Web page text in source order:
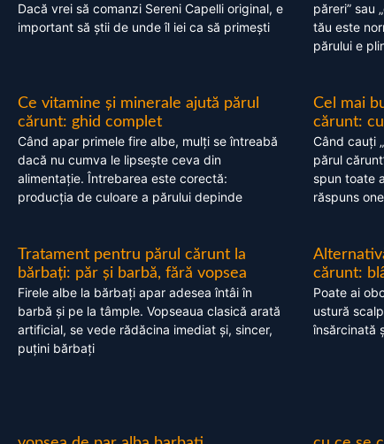
Dacă vrei să comanzi Sereni Capelli original, e
important să știi de unde îl iei ca să primești
păreri” sau
tău este
părului e
Ce vitamine și minerale ajută părul
cărunt: ghid complet
Când apar primele fire albe, mulți se întreabă
dacă nu cumva le lipsește ceva din
alimentație. Întrebarea este corectă:
producția de culoare a părului depinde
Cel mai
cărunt:
Când cauți
părul
spun toate
răspuns
Tratament pentru părul cărunt la
bărbați: păr și barbă, fără vopsea
Firele albe la bărbați apar adesea întâi în
barbă și pe la tâmple. Vopseaua clasică arată
artificial, se vede rădăcina imediat și, sincer,
puțini bărbați
cărunt:
Poate ai
ustură
însărcinată